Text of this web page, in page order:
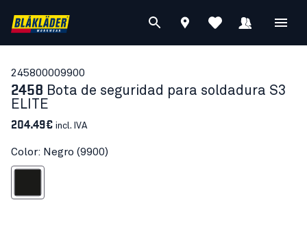
245800009900
2458 Bota de seguridad para soldadura S3
ELITE
204.49€ incl. IVA
Color: Negro (9900)